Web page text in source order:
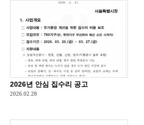
2026년 안심 집수리 공고
2026.02.28